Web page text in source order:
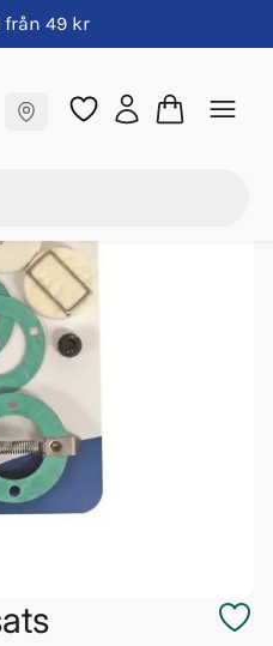
från 49 kr
online & i butik